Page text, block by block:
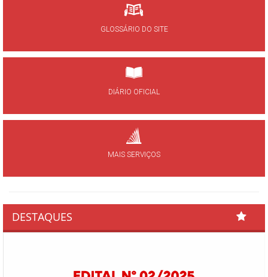
GLOSSÁRIO DO SITE
DIÁRIO OFICIAL
MAIS SERVIÇOS
DESTAQUES